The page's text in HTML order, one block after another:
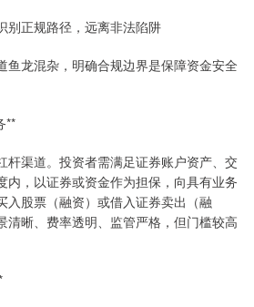
别正规路径，远离非法陷阱
鱼龙混杂，明确合规边界是保障资金安全
**
杆渠道。投资者需满足证券账户资产、交
内，以证券或资金作为担保，向具有业务
入股票（融资）或借入证券卖出（融
清晰、费率透明、监管严格，但门槛较高